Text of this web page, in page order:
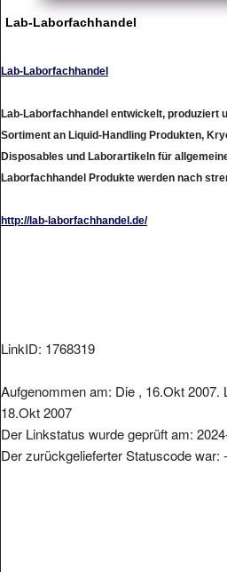
Lab-Laborfachhandel
Lab-Laborfachhandel
Lab-Laborfachhandel entwickelt, produziert
Sortiment an Liquid-Handling Produkten,
Disposables und Laborartikeln für
Laborfachhandel Produkte werden nach
http://lab-laborfachhandel.de/
LinkID: 1768319
Aufgenommen am: Die , 16.Okt 2007.
18.Okt 2007
Der Linkstatus wurde geprüft am:
Der zurückgelieferter Statuscode war: